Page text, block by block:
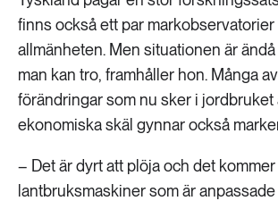
finns också ett par markobservatorier
allmänheten. Men situationen är
man kan tro, framhåller hon. Många
förändringar som nu sker i jordbruket
ekonomiska skäl gynnar också
– Det är dyrt att plöja och det
lantbruksmaskiner som är anpassade